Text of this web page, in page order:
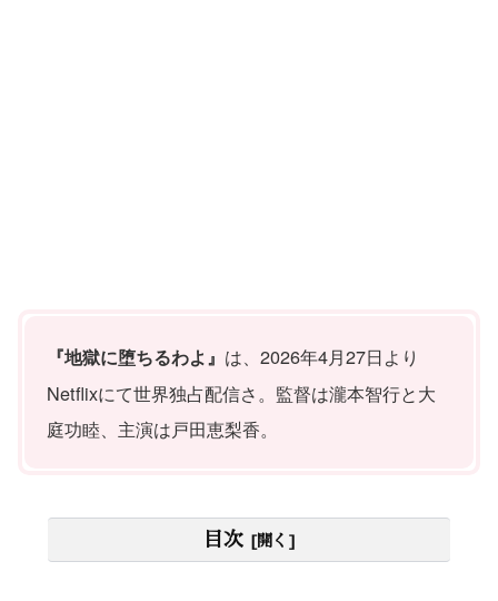
『地獄に堕ちるわよ』 は、2026年4月27日より
Netflixにて世界独占配信さ。監督は瀧本智行と大
庭功睦、主演は戸田恵梨香。
目次